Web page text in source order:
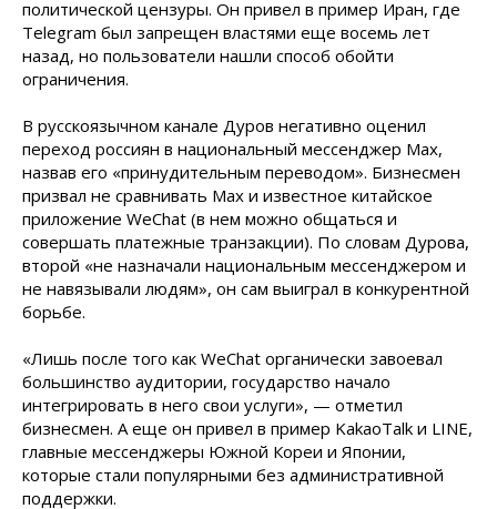
политической цензуры. Он привел в пример Иран, где
Telegram был запрещен властями еще восемь лет
назад, но пользователи нашли способ обойти
ограничения.
В русскоязычном канале Дуров негативно оценил
переход россиян в национальный мессенджер Max,
назвав его «принудительным переводом». Бизнесмен
призвал не сравнивать Max и известное китайское
приложение WeChat (в нем можно общаться и
совершать платежные транзакции). По словам Дурова,
второй «не назначали национальным мессенджером и
не навязывали людям», он сам выиграл в конкурентной
борьбе.
«Лишь после того как WeChat органически завоевал
большинство аудитории, государство начало
интегрировать в него свои услуги», — отметил
бизнесмен. А еще он привел в пример KakaoTalk и LINE,
главные мессенджеры Южной Кореи и Японии,
которые стали популярными без административной
поддержки.